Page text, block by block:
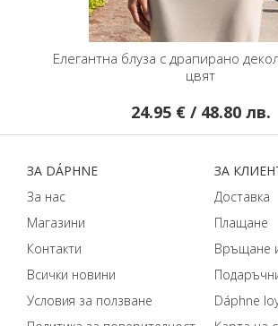
Елегантна блуза с драпирано
цвят
24.95 € / 48.80 лв.
ЗA DÁPHNЕ
За нас
Магазини
Контакти
Всички новини
Условия за ползване
ЗA
Доставка
Плащане
Връщане
Dáphnе